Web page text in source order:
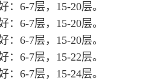
：6-7层，15-20层。
：6-7层，15-20层。
：6-7层，15-20层。
：6-7层，15-22层。
：6-7层，15-24层。